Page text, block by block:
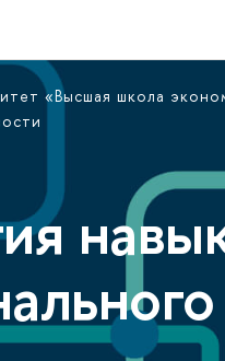
«Высшая школа